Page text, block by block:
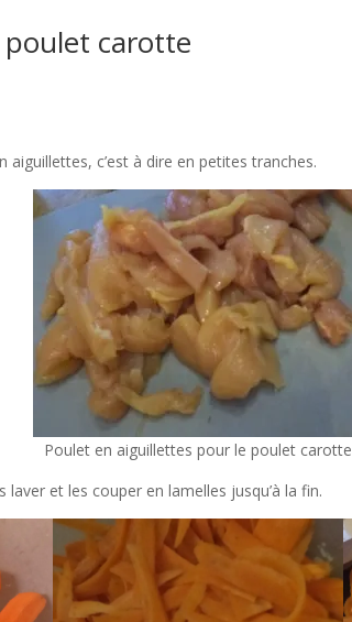
carotte
c’est à dire en petites tranches.
Poulet en aiguillettes pour le poulet carotte
et les couper en lamelles jusqu’à la fin.